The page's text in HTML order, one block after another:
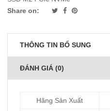
Share on:
THÔNG TIN BỔ SUNG
ĐÁNH GIÁ (0)
Hãng Sản Xuất